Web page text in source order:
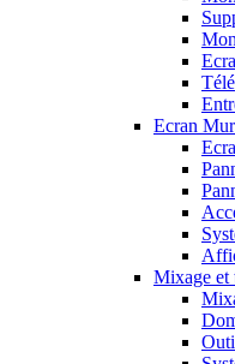
Ecran
Mixage et